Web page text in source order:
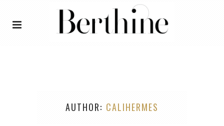
AUTHOR CALIHERMES